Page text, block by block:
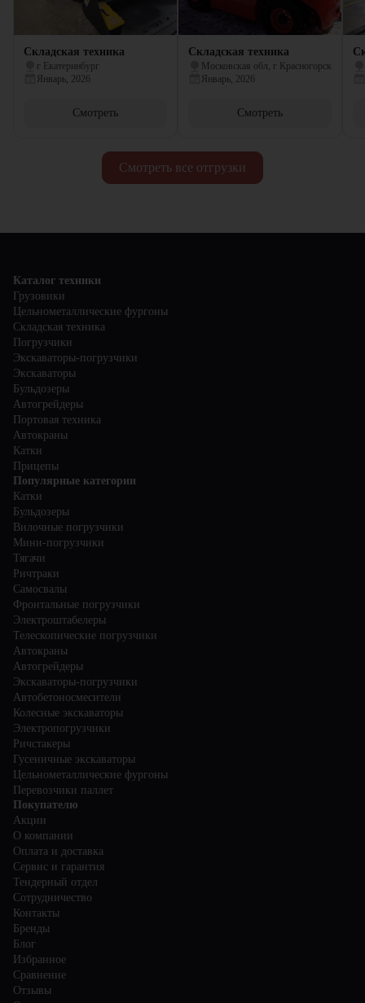
Смотреть все отгрузки
Складская техника
г Екатеринбург
Январь, 2026
Смотреть
Складская техника
Московская обл, г Красногорск
Январь, 2026
Смотреть
Каталог техники
Грузовики
Цельнометаллические фургоны
Складская техника
Погрузчики
Экскаваторы-погрузчики
Экскаваторы
Бульдозеры
Автогрейдеры
Портовая техника
Автокраны
Катки
Прицепы
Популярные категории
Катки
Бульдозеры
Вилочные погрузчики
Мини-погрузчики
Тягачи
Ричтраки
Самосвалы
Фронтальные погрузчики
Электроштабелеры
Телескопические погрузчики
Автокраны
Автогрейдеры
Экскаваторы-погрузчики
Автобетоносмесители
Колесные экскаваторы
Электропогрузчики
Ричстакеры
Гусеничные экскаваторы
Цельнометаллические фургоны
Перевозчики паллет
Покупателю
Акции
О компании
Оплата и доставка
Сервис и гарантия
Тендерный отдел
Сотрудничество
Контакты
Бренды
Блог
Избранное
Сравнение
Отзывы